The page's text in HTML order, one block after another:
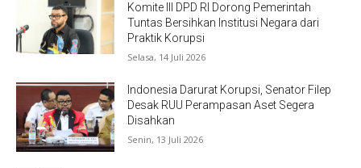
Komite III DPD RI Dorong Pemerintah
Tuntas Bersihkan Institusi Negara dari
Praktik Korupsi
Selasa, 14 Juli 2026
Indonesia Darurat Korupsi, Senator Filep
Desak RUU Perampasan Aset Segera
Disahkan
Senin, 13 Juli 2026